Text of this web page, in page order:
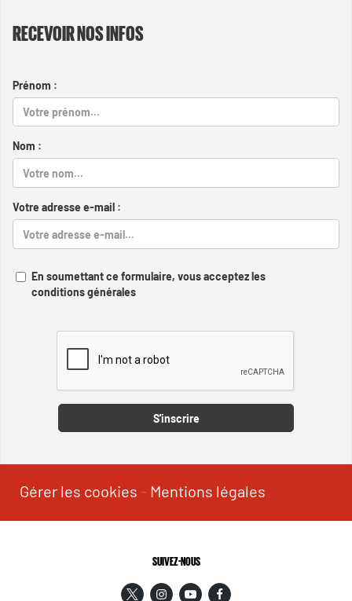
RECEVOIR NOS INFOS
Prénom :
Nom :
Votre adresse e-mail :
En soumettant ce formulaire, vous acceptez les
conditions générales
S'inscrire
Gérer les cookies - Mentions légales
SUIVEZ-NOUS